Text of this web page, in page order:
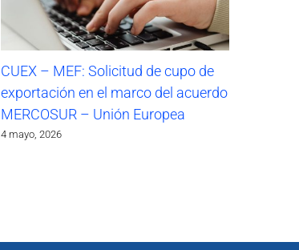
CUEX – MEF: Solicitud de cupo de
exportación en el marco del acuerdo
MERCOSUR – Unión Europea
4 mayo, 2026